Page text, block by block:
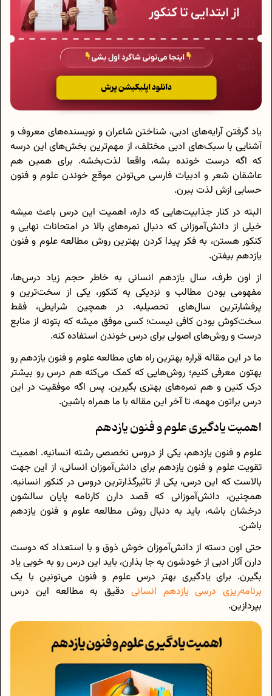
یاد گرفتن آرایه‌های ادبی، شناختن شاعران و نویسنده‌های معروف و
آشنایی با سبک‌های ادبی مختلف، از مهم‌ترین بخش‌های این درسه
که اگه درست خونده بشه، واقعا لذت‌بخشه. برای همین هم
عاشقان شعر و ادبیات فارسی می‌تونن موقع خوندن علوم و فنون
حسابی ازش لذت ببرن.
البته در کنار جذابیت‌هایی که داره، اهمیت این درس باعث میشه
خیلی از دانش‌آموزانی که دنبال نمره‌های بالا در امتحانات نهایی و
کنکور هستن، به فکر پیدا کردن بهترین روش مطالعه علوم و فنون
یازدهم بیفتن.
از اون طرف، سال یازدهم انسانی به خاطر حجم زیاد درس‌ها،
مفهومی بودن مطالب و نزدیکی به کنکور، یکی از سخت‌ترین و
پرفشارترین سال‌های تحصیلیه. در همچین شرایطی، فقط
سخت‌کوش بودن کافی نیست؛ کسی موفق میشه که بتونه از منابع
درست و روش‌های اصولی برای درس خوندن استفاده کنه.
ما در این مقاله قراره بهترین راه های مطالعه علوم و فنون یازدهم رو
بهتون معرفی کنیم؛ روش‌هایی که کمک می‌کنه هم درس رو بیشتر
درک کنین و هم نمره‌های بهتری بگیرین. پس اگه موفقیت در این
درس براتون مهمه، تا آخر این مقاله با ما همراه باشین.
اهمیت یادگیری علوم و فنون یازدهم
علوم و فنون یازدهم، یکی از دروس تخصصی رشته انسانیه. اهمیت
تقویت علوم و فنون یازدهم برای دانش‌آموزان انسانی، از این جهت
بالاست که این درس، یکی از تاثیرگذارترین دروس در کنکور انسانیه.
همچنین، دانش‌آموزانی که قصد دارن کارنامه پایان سالشون
درخشان باشه، باید به دنبال روش مطالعه علوم و فنون یازدهم
باشن.
حتی اون دسته از دانش‌آموزان خوش ذوق و با استعداد که دوست
دارن آثار ادبی از خودشون به جا بذارن، باید این درس رو به خوبی یاد
بگیرن. برای یادگیری بهتر درس علوم و فنون می‌تونین با یک
برنامه‌ریزی درسی یازدهم انسانی دقیق به مطالعه این درس
بپردازین.